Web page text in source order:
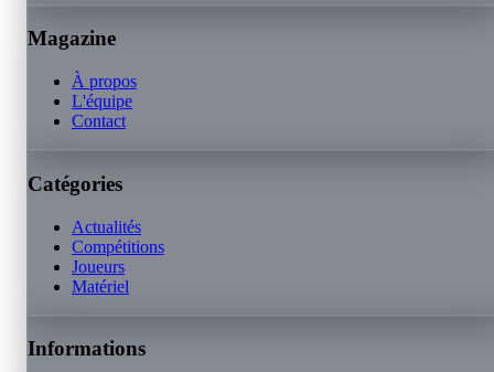
Magazine
À propos
L'équipe
Contact
Catégories
Actualités
Compétitions
Joueurs
Matériel
Informations